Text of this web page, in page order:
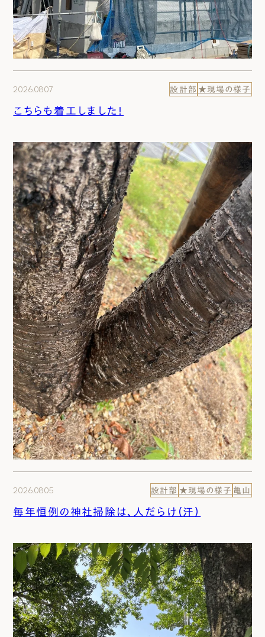
2026.08.07 設計部 ★現場の様子
こちらも着工しました！
2026.08.05 設計部 ★現場の様子 亀山
毎年恒例の神社掃除は、人だらけ（汗）